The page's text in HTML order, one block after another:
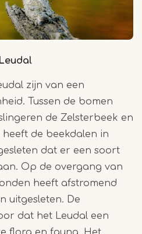
zijn van een
Tussen de bomen
de Zelsterbeek en
de beekdalen in
dat er een soort
Op de overgang van
heeft afstromend
uitgesleten. De
dat het Leudal een